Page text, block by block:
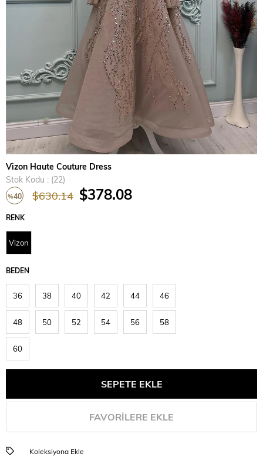
Vizon Haute Couture Dress
Stok Kodu
(22)
%40
İndirim
$630.14 $378.08
RENK
Vizon
BEDEN
36 38 40 42 44 46
48 50 52 54 56 58
60
FAVORILERE EKLE
Koleksiyona Ekle